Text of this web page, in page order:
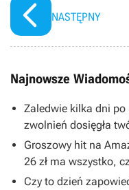
NASTĘPNY
Najnowsze
Zaledwie kilka dni po
zwolnień dosięgła
Groszowy hit na
26 zł ma wszystko,
Czy to dzień